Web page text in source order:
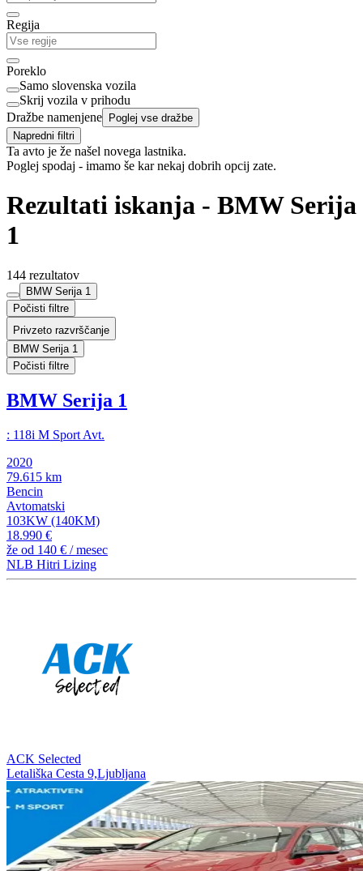
Regija
Poreklo
Samo slovenska vozila
Skrij vozila v prihodu
Dražbe namenjene Poglej vse dražbe
Napredni filtri
Ta avto je že našel novega lastnika.
Poglej spodaj - imamo še kar nekaj dobrih opcij zate.
Rezultati iskanja - BMW Serija
1
144 rezultatov
BMW Serija 1
Počisti filtre
Privzeto razvrščanje
BMW Serija 1
Počisti filtre
BMW Serija 1
: 118i M Sport Avt.
2020
79.615 km
Bencin
Avtomatski
103KW (140KM)
18.990 €
že od 140 € / mesec
NLB Hitri Lizing
ACK Selected
Letališka Cesta 9,Ljubljana